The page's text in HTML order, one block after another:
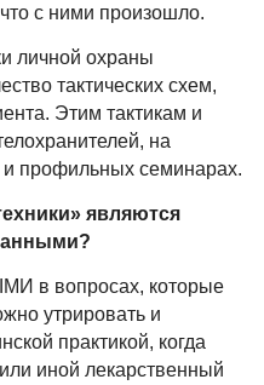
с ними произошло.
личной охраны
тактических схем,
Этим тактикам и
на
и профильных семинарах.
являются
в вопросах, которые
утрировать и
практикой, когда
иной лекарственный